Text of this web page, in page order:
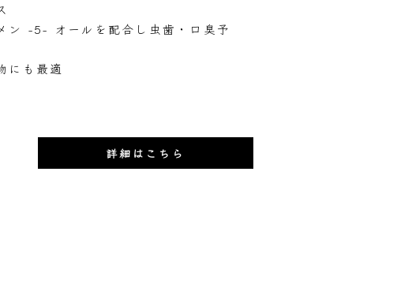
ン -5- オールを配合し虫歯・口臭予
にも最適
詳細はこちら